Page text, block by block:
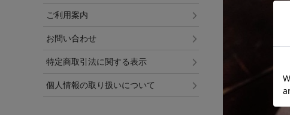
ご利用案内
お問い合わせ
特定商取引法に関する表示
個人情報の取り扱いについて